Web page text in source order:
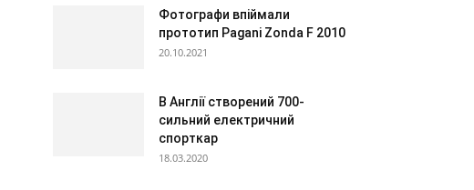
Фотографи впіймали
прототип Pagani Zonda F 2010
20.10.2021
В Англії створений 700-
сильний електричний
спорткар
18.03.2020